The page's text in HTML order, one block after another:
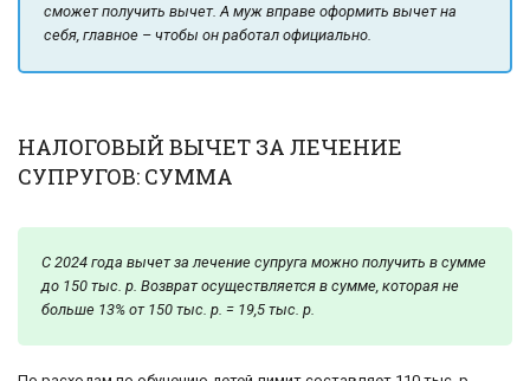
сможет получить вычет. А муж вправе оформить вычет на
себя, главное – чтобы он работал официально.
НАЛОГОВЫЙ ВЫЧЕТ ЗА ЛЕЧЕНИЕ
СУПРУГОВ: СУММА
С 2024 года вычет за лечение супруга можно получить в сумме
до 150 тыс. р. Возврат осуществляется в сумме, которая не
больше 13% от 150 тыс. р. = 19,5 тыс. р.